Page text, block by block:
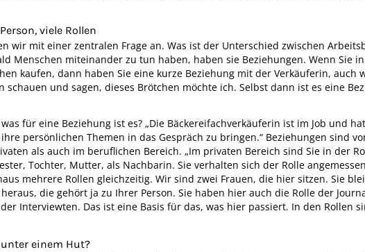
viele Rollen
wir mit einer zentralen Frage an. Was ist der Unterschied zwischen
Menschen miteinander zu tun haben, haben sie Beziehungen. Wenn Sie
kaufen, dann haben Sie eine kurze Beziehung mit der Verkäuferin, auch
schauen und sagen, dieses Brötchen möchte ich. Selbst dann ist es eine
was für eine Beziehung ist es? „Die Bäckereifachverkäuferin ist im Job und
persönlichen Themen in das Gespräch zu bringen.“ Beziehungen sind
als auch im beruflichen Bereich. „Im privaten Bereich sind Sie in der
Tochter, Mut­ter, als Nachbarin. Sie verhalten sich der Rolle
mehrere Rollen gleichzeitig. Wir sind zwei Frauen, die hier sitzen. Sie
die gehört ja zu Ihrer Person. Sie haben hier auch die Rolle der
Interviewten. Das ist eine Basis für das, was hier passiert. In den Rollen
unter einem Hut?